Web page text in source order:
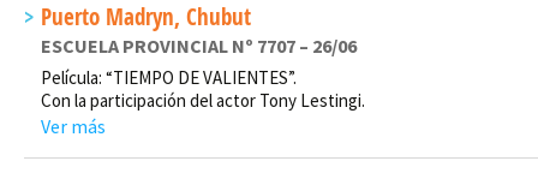
Puerto Madryn, Chubut
ESCUELA PROVINCIAL Nº 7707 – 26/06
Película: “TIEMPO DE VALIENTES”.
Con la participación del actor Tony Lestingi.
Ver más